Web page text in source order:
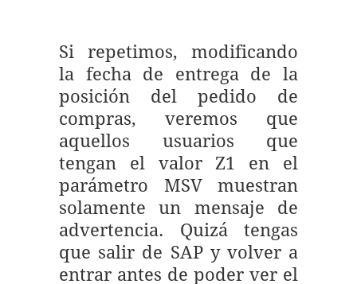
Si repetimos, modificando
la fecha de entrega de la
posición del pedido de
compras, veremos que
aquellos usuarios que
tengan el valor Z1 en el
parámetro MSV muestran
solamente un mensaje de
advertencia. Quizá tengas
que salir de SAP y volver a
entrar antes de poder ver el